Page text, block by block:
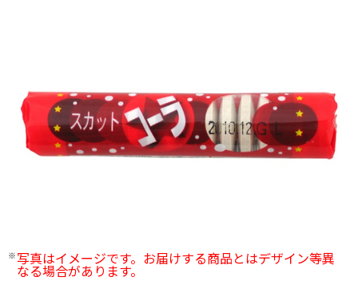
写真はイメージです。お届けする商品とはデザイン等異
なる場合があります。